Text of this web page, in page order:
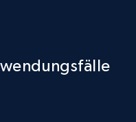
category url